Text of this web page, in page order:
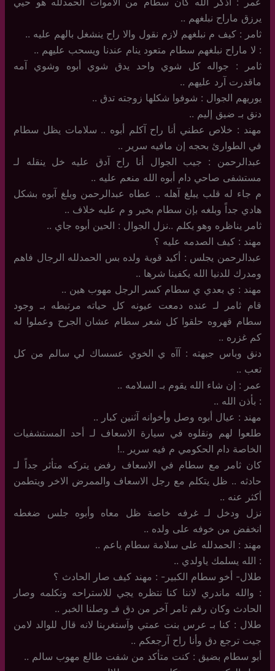
يرزق ماراح نبلغهم ..
ثامر : كيف م نبلغهم لازم نقول والا راح ينشغل بالهم عليه ..
: لا ماراح نبلغهم سطام متعود ينام عندنا ويسحب عليهم ..
ثامر : جواله كل شوي واحد يدق شوي أبوه وشوي آمه
ماقدرت آرد عليهم ..
يوريهم الجوال : شوفوا شكلها زوجته تدق ..
دنق بـ ضيق إليم ..
مهند : خلاص عطني أنا راح آكلم أبوه .. سلامات يظل سطام
في الطوارئ بحجه إن مافيه سرير ..
عبدالرحمن : جيب الجوال أنا راح آدق عليه خل ينقله لـ
مستشفى صاحي دام أبوه الله منعم عليه ..
م جاء له قلب يبلغ آهله .. عطاه عبدالرحمن وبلغ آبوه بشكل
هادي جداً وبلغه بإن سطام بخير و م عليه خلاف ..
ثامر يناظره وهو يكلم ..نزل الجوال : الحين أبوه جاي ..
مهند : كيف الصدمه عليه ؟
عبدالرحمن يجلس : أكيد قوية ولده بس الحمدلله الرجال فاهم
ومدرك للدنيا الله يكفينا شرها ..
مهند : ي بعدي ي سطام كسر الرجل مهوب هين ..
قام ثامر لـ عنده دمعت عيونه كل حياته مرتبطه بـ وجود
سطام قهروه حلقوا كل شعر سطام عشان الجرح وعملوا له
كم غزره ..
دنق وباس جبهته : آآه ي الخوي عسساك لي سالم من كل
تعب ..
عمر : إن شاء الله يقوم بـ السلامه ..
: بأذن الله ..
مهند : عيال أبوه وصل وأخوانه آثنين كبار ..
طلعوا لهم ونقلوه في سيارة الاسعاف لـ أحد المستشفيات
الخاصة دام الحكومي م فيه سرير ..!
كان ثامر مع سطام في الاسعاف رفض يتركه متأثر جداً لـ
حادثه .. ظل يتكلم مع رجل الاسعاف والممرض الاخر ويتطمن
أكثر عنه ..
نزل ودخل لـ غرفه خاصة ظل معاه وأبوه جلس ضغطه
انخفض من خوفه على ولده ..
مهند : الحمدلله على سلامة سطام ياعم ..
: الله يسلمك ياولدي ..
طلال- أخو سطام الكبير- : مهند كيف صار الحادث ؟
: والله ماندري لاننا كنا نتظره يجي للاستراحه ونكلمه وصار
الحادث وكان رقم ثامر آخر من دق فـ وصلنا الخبر ..
طلال : كنا بـ عرس بنت عمتي وآستغربنا لانه قال للوالد لامن
جيت ترجع دق وأنا راح آرجعكم ..
أبو سطام بضيق : كنت متأكد من شفت طالع مهوب سالم ..